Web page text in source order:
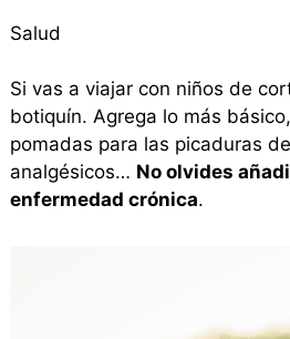
Salud
Si vas a viajar con niños de
botiquín. Agrega lo más
pomadas para las picaduras
analgésicos… No olvides
enfermedad crónica.